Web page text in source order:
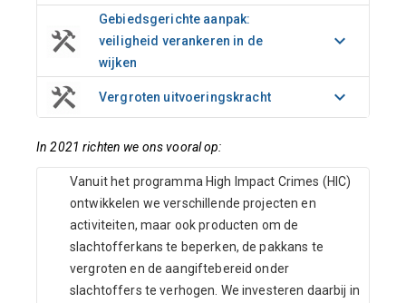
Gebiedsgerichte aanpak:
veiligheid verankeren in de
wijken
Vergroten uitvoeringskracht
In 2021 richten we ons vooral op:
Vanuit het programma High Impact Crimes (HIC)
ontwikkelen we verschillende projecten en
activiteiten, maar ook producten om de
slachtofferkans te beperken, de pakkans te
vergroten en de aangiftebereid onder
slachtoffers te verhogen. We investeren daarbij in